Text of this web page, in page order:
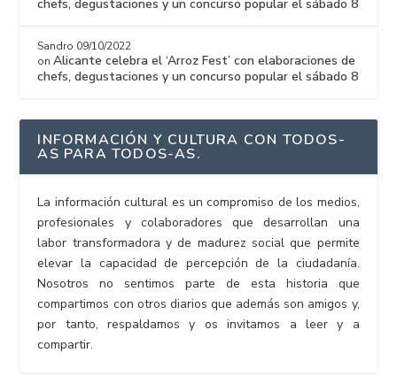
chefs, degustaciones y un concurso popular el sábado 8
Sandro 09/10/2022
onAlicante celebra el ‘Arroz Fest’ con elaboraciones de
chefs, degustaciones y un concurso popular el sábado 8
INFORMACIÓN Y CULTURA CON TODOS-
AS PARA TODOS-AS.
La información cultural es un compromiso de los medios,
profesionales y colaboradores que desarrollan una
labor transformadora y de madurez social que permite
elevar la capacidad de percepción de la ciudadanía.
Nosotros no sentimos parte de esta historia que
compartimos con otros diarios que además son amigos y,
por tanto, respaldamos y os invitamos a leer y a
compartir.